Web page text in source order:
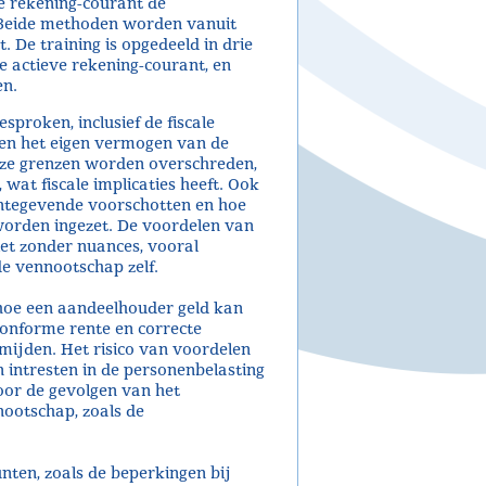
methoden worden vanuit
De training is opgedeeld in drie
actieve rekening-courant, en
inclusief de fiscale
het eigen vermogen van de
grenzen worden overschreden,
fiscale implicaties heeft. Ook
voorschotten en hoe
ingezet. De voordelen van
zonder nuances, vooral
vennootschap zelf.
een aandeelhouder geld kan
rente en correcte
Het risico van voordelen
in de personenbelasting
de gevolgen van het
zoals de
zoals de beperkingen bij